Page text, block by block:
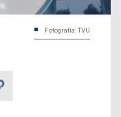
Fotografía: TVU